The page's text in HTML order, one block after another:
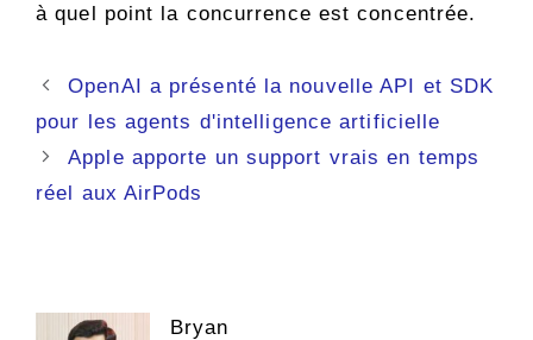
à quel point la concurrence est concentrée.
Navigation
des
OpenAI a présenté la nouvelle API et SDK
pour les agents d'intelligence artificielle
Apple apporte un support vrais en temps
réel aux AirPods
Bryan